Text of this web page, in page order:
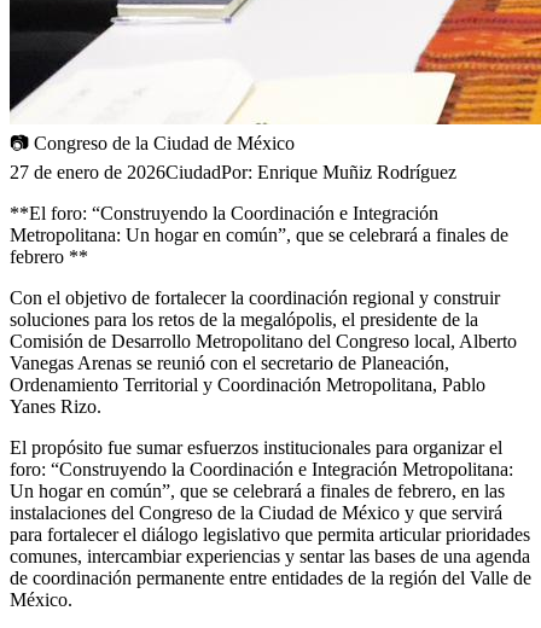
📷 Congreso de la Ciudad de México
27 de enero de 2026CiudadPor: Enrique Muñiz Rodríguez
**El foro: “Construyendo la Coordinación e Integración
Metropolitana: Un hogar en común”, que se celebrará a finales de
febrero **
Con el objetivo de fortalecer la coordinación regional y construir
soluciones para los retos de la megalópolis, el presidente de la
Comisión de Desarrollo Metropolitano del Congreso local, Alberto
Vanegas Arenas se reunió con el secretario de Planeación,
Ordenamiento Territorial y Coordinación Metropolitana, Pablo
Yanes Rizo.
El propósito fue sumar esfuerzos institucionales para organizar el
foro: “Construyendo la Coordinación e Integración Metropolitana:
Un hogar en común”, que se celebrará a finales de febrero, en las
instalaciones del Congreso de la Ciudad de México y que servirá
para fortalecer el diálogo legislativo que permita articular prioridades
comunes, intercambiar experiencias y sentar las bases de una agenda
de coordinación permanente entre entidades de la región del Valle de
México.